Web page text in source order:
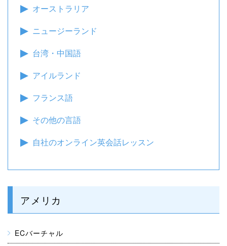
オーストラリア
ニュージーランド
台湾・中国語
アイルランド
フランス語
その他の言語
自社のオンライン英会話レッスン
アメリカ
ECバーチャル